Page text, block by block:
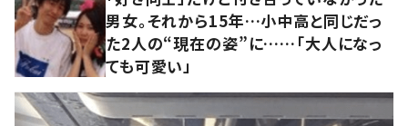
男女。それから15年…小中高と同じだっ
た2人の“現在の姿”に……「大人になっ
ても可愛い」